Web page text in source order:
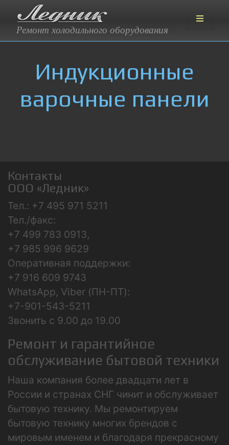
Ремонт холодильного оборудования
Индукционные
варочные панели
Контакты
ООО «Ледник»
Тел.: +7 495 971 5211
Тел./факс:
+7 499 783 0913,
+7 985 996 9629
Оперативная поддержки:
+7 916 609 9743
WhatsApp, Viber (ПН-ПТ):
+7-901-543-5211
Звонить с 9.00 до 19.00
Ремонт и гарантийное
обслуживание бытовой техники
Наша компания более двадцати лет в
России и странах СНГ чинит и обслуживает
бытовую технику. Мы ремонтируем
бытовую технику многих брендов с
мировым именем и благодаря прекрасному